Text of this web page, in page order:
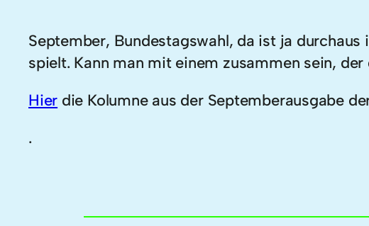
September, Bundestagswahl, da ist ja
spielt. Kann man mit einem zusammen sein,
Hier die Kolumne aus der Septemberausgabe
.